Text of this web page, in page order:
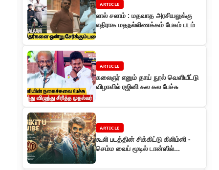
ARTICLE
லால் சலாம் : மதவாத அரசியலுக்கு
எதிராக மதநல்லிணக்கம் பேசும் படம்
ARTICLE
கலைஞர் எனும் தாய் நூல் வெளியீட்டு
விழாவில் ரஜினி கல கல பேச்சு
ARTICLE
கூலி படத்தின் சிக்கிட்டு கிலிம்ஸி -
செம்ம வைப் மூடில் டான்ஸில்